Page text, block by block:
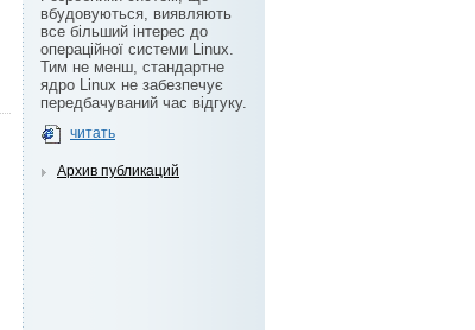
вбудовуються, виявляють
все більший інтерес до
операційної системи Linux.
Тим не менш, стандартне
ядро Linux не забезпечує
передбачуваний час відгуку.
читать
Архив публикаций